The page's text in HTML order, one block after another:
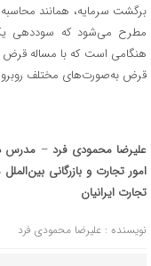
برگشت سرمایه، همانند
مطرح می‌شود که سوددهی یک
هنگامی است که با مساله
قرض به‌صورت‌های مختلف روبرو
علیرضا محمودی فرد – مدرس
امور تجارت و بازرگانی
تجارت ایرانیان
نویسنده : علیرضا محمودی فرد